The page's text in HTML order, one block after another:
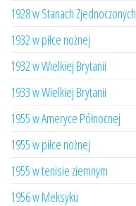
1928 w Stanach Zjednoczonych
1932 w piłce nożnej
1932 w Wielkiej Brytanii
1933 w Wielkiej Brytanii
1955 w Ameryce Północnej
1955 w piłce nożnej
1955 w tenisie ziemnym
1956 w Meksyku